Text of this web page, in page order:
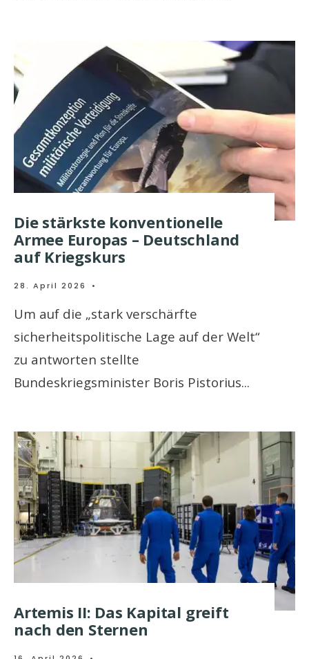
Die stärkste konventionelle
Armee Europas – Deutschland
auf Kriegskurs
28. April 2026 •
Um auf die „stark verschärfte
sicherheitspolitische Lage auf der Welt“
zu antworten stellte
Bundeskriegsminister Boris Pistorius...
Artemis II: Das Kapital greift
nach den Sternen